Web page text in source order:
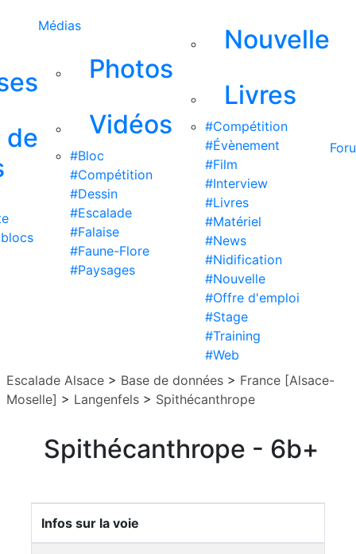
de
Médias
Photos
Vidéos
#Bloc
#Compétition
#Dessin
#Escalade
#Falaise
#Faune-Flore
#Paysages
Nouvelle
Livres
#Compétition
#Évènement
#Film
#Interview
#Livres
#Matériel
#News
#Nidification
#Nouvelle
#Offre d'emploi
#Stage
#Training
#Web
Escalade Alsace > Base de données > France [Alsace-
Moselle] > Langenfels > Spithécanthrope
Spithécanthrope - 6b+
Infos sur la voie